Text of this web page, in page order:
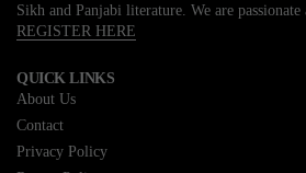
Sikh and Panjabi literature. We are passionate
REGISTER HERE
QUICK LINKS
About Us
Contact
Privacy Policy